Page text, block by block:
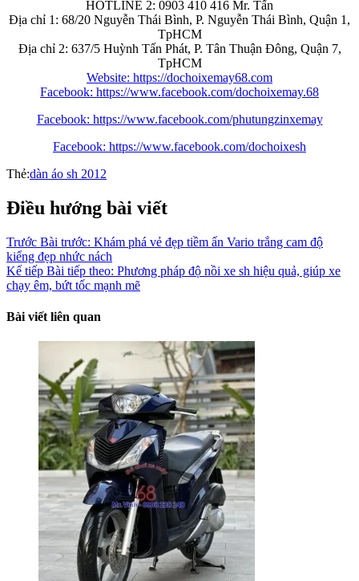
HOTLINE 2: 0903 410 416 Mr. Tấn
Địa chỉ 1: 68/20 Nguyễn Thái Bình, P. Nguyễn Thái Bình, Quận 1,
TpHCM
Địa chỉ 2: 637/5 Huỳnh Tấn Phát, P. Tân Thuận Đông, Quận 7,
TpHCM
Website: https://dochoixemay68.com
Facebook: https://www.facebook.com/dochoixemay.68
Facebook: https://www.facebook.com/phutungzinxemay
Facebook: https://www.facebook.com/dochoixesh
Thẻ:dàn áo sh 2012
Điều hướng bài viết
Trước Bài trước: Khám phá vẻ đẹp tiềm ẩn Vario trắng cam độ
kiểng đẹp nhức nách
Kế tiếp Bài tiếp theo: Phương pháp độ nồi xe sh hiệu quả, giúp xe
chạy êm, bứt tốc mạnh mẽ
Bài viết liên quan